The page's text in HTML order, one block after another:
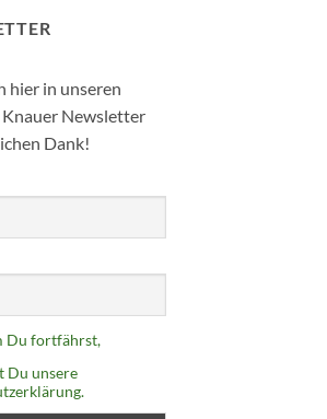
hier in unseren
Newsletter
Dank!
Du fortfährst,
Du unsere